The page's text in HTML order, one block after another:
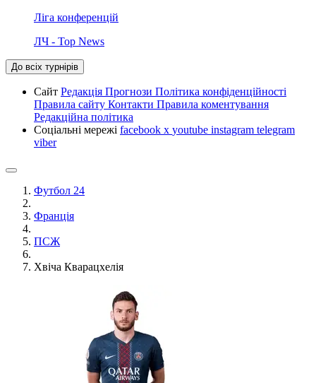
Ліга конференцій
ЛЧ - Top News
До всіх турнірів
Сайт Редакція Прогнози Політика конфіденційності
Правила сайту Контакти Правила коментування
Редакційна політика
Соціальні мережі facebook x youtube instagram telegram
viber
Футбол 24
Франція
ПСЖ
Хвіча Кварацхелія